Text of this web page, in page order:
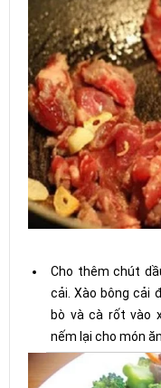
Cho thêm chút
cải. Xào bông cải
bò và cà rốt vào
nếm lại cho món